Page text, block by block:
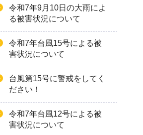
令和7年9月10日の大雨によ
る被害状況について
令和7年台風15号による被
害状況について
台風第15号に警戒をしてく
ださい！
令和7年台風12号による被
害状況について